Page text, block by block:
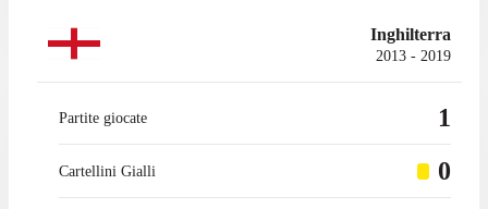
Inghilterra
2013 - 2019
Partite giocate 1
Cartellini Gialli 0